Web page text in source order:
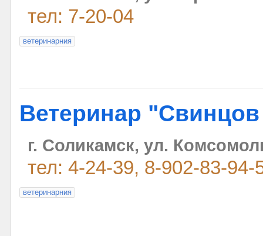
тел: 7-20-04
ветеринарния
Ветеринар
г. Соликамск, ул.
тел: 4-24-39, 8-902-83-94-
ветеринарния